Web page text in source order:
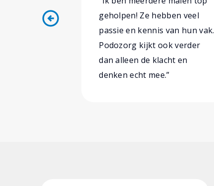
arrow_circle_left
geholpen! Ze hebben veel
passie en kennis van hun vak.
Podozorg kijkt ook verder
dan alleen de klacht en
denken echt mee.”